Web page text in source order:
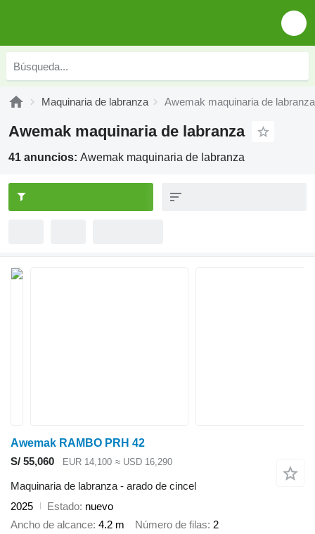
Maquinaria de labranza Awemak maquinaria de labranza
Awemak maquinaria de labranza
41 anuncios: Awemak maquinaria de labranza
Awemak RAMBO PRH 42
S/ 55,060
EUR 14,100 ≈ USD 16,290
Maquinaria de labranza - arado de cincel
2025
Estado nuevo
Ancho de alcance 4.2 m Número de filas 2